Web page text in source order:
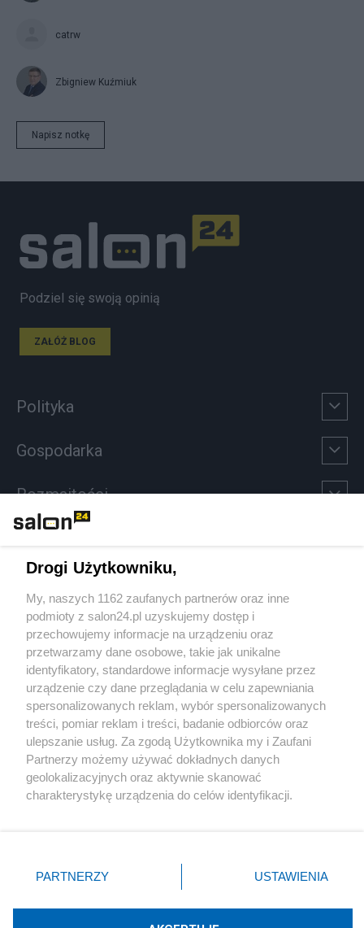
catrw
Zbigniew Kuźmiuk
Napisz notkę
Podziel się swoją opinią
ZAŁÓŻ BLOG
Polityka
Gospodarka
Rozmaitości
Sport
Społeczeństwo
Kultura
X Facebook Instagram Youtube
Drogi Użytkowniku,
My, naszych 1162 zaufanych partnerów oraz inne
podmioty z salon24.pl uzyskujemy dostęp i
przechowujemy informacje na urządzeniu oraz
przetwarzamy dane osobowe, takie jak unikalne
identyfikatory, standardowe informacje wysyłane przez
urządzenie czy dane przeglądania w celu zapewniania
spersonalizowanych reklam, wybór spersonalizowanych
treści, pomiar reklam i treści, badanie odbiorców oraz
ulepszanie usług. Za zgodą Użytkownika my i Zaufani
Partnerzy możemy używać dokładnych danych
geolokalizacyjnych oraz aktywnie skanować
charakterystykę urządzenia do celów identyfikacji.
zmienić/wycofać klikając przycisk ustawień prywatności
znajdujący się w lewym dolnym rogu strony
rodzaje przetwarzania danych nie wymagają zgody
użytkownika, ale masz prawo sprzeciwić się takiemu
PARTNERZY USTAWIENIA